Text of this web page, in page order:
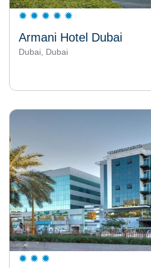
Armani Hotel Dubai
Dubai, Dubai